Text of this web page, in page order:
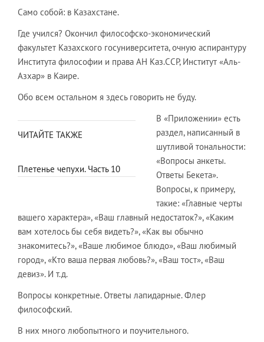
Само собой: в Казахстане.
Где учился? Окончил философско-экономический
факультет Казахского госуниверситета, очную аспирантуру
Института философии и права АН Каз.ССР, Институт «Аль-
Азхар» в Каире.
Обо всем остальном я здесь говорить не буду.
ЧИТАЙТЕ ТАКЖЕ
Плетенье чепухи. Часть 10
В «Приложении» есть
раздел, написанный в
шутливой тональности:
«Вопросы анкеты.
Ответы Бекета».
Вопросы, к примеру,
такие: «Главные черты
вашего характера», «Ваш главный недостаток?», «Каким
вам хотелось бы себя видеть?», «Как вы обычно
знакомитесь?», «Ваше любимое блюдо», «Ваш любимый
город», «Кто ваша первая любовь?», «Ваш тост», «Ваш
девиз». И т.д.
Вопросы конкретные. Ответы лапидарные. Флер
философский.
В них много любопытного и поучительного.